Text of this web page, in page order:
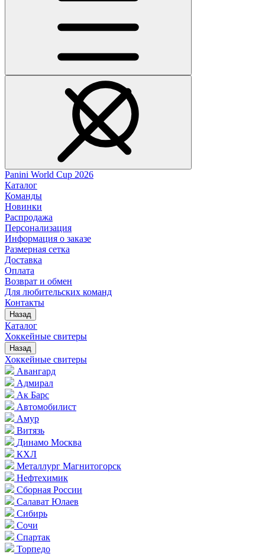
Panini World Cup 2026
Каталог
Команды
Новинки
Распродажа
Персонализация
Информация о заказе
Размерная сетка
Доставка
Оплата
Возврат и обмен
Для любительских команд
Контакты
Назад
Каталог
Хоккейные свитеры
Назад
Хоккейные свитеры
Авангард
Адмирал
Ак Барс
Автомобилист
Амур
Витязь
Динамо Москва
КХЛ
Металлург Магнитогорск
Нефтехимик
Сборная России
Салават Юлаев
Сибирь
Сочи
Спартак
Торпедо